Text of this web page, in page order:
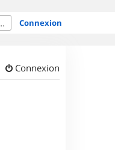
Connexion
Connexion